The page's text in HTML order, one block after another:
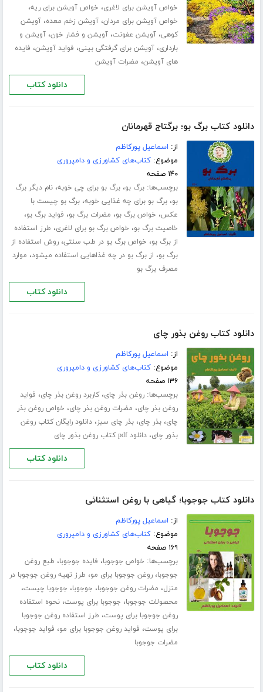
خواص آویشن برای لاغری، خواص آویشن برای ریه،
خواص آویشن برای مردان،آویشن زخم معده،آویشن
کوهی،آویشن عفونت،آویشن و فشار خون،آویشن و
بارداری،آویشن برای گرفتگی بینی، فواید آویشن، فایده
های آویشن، مضرات آویشن
دانلود کتاب
دانلود کتاب برگ بو؛ برگتاج قهرمانان
از: اسماعیل پورکاظم
موضوع:کتاب‌های کشاورزی و دامپروری
۱۴۰ صفحه
برچسب‌ها:برگ بو،برگ بو برای چی خوبه،نام دیگر برگ
بو،برگ بو برای چه غذایی خوبه،برگ بو چیست با
عکس، خواص برگ بو، مضرات برگ بو، فواید برگ بو،
خاصیت برگ بو، خواص برگ بو برای لاغری، طرز استفاده
از برگ بو، خواص برگ بو در طب سنتی،روش استفاده از
برگ بو، از برگ بو در چه غذاهایی استفاده میشود، موارد
مصرف برگ بو
دانلود کتاب
دانلود کتاب روغن بذور چای
از: اسماعیل پورکاظم
موضوع:کتاب‌های کشاورزی و دامپروری
۱۳۶ صفحه
برچسب‌ها:روغن بذر چای،کاربرد روغن بذر چای، فواید
روغن بذر چای، مضرات روغن بذر چای، خواص روغن بذر
چای،بذر چای،بذر چای سبز،دانلود رایگان کتاب روغن
بذور چای،دانلود pdf کتاب روغن بذور چای
دانلود کتاب
دانلود کتاب جوجوبا؛ گیاهی با روغن استثنائی
از: اسماعیل پورکاظم
موضوع:کتاب‌های کشاورزی و دامپروری
۱۶۹ صفحه
برچسب‌ها: خواص جوجوبا، فایده جوجوبا، طبع روغن
جوجوبا،روغن جوجوبا برای مو، طرز تهیه روغن جوجوبا در
منزل، مضرات روغن جوجوبا، جوجوبا، جوجوبا چیست،
محصولات جوجوبا، جوجوبا برای پوست،نحوه استفاده
روغن جوجوبا برای پوست، طرز استفاده روغن جوجوبا
برای پوست، فواید روغن جوجوبا برای مو، فواید جوجوبا،
مضرات جوجوبا
دانلود کتاب